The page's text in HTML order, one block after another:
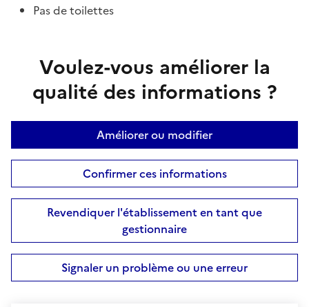
Pas de toilettes
Voulez-vous améliorer la
qualité des informations ?
Améliorer ou modifier
Confirmer ces informations
Revendiquer l'établissement en tant que
gestionnaire
Signaler un problème ou une erreur